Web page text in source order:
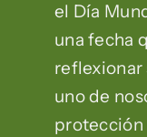
el Día
una fecha
reflexionar
uno de
protección